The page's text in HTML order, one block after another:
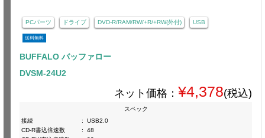
PCパーツ ドライブ DVD-R/RAM/RW/+R/+RW(外付) USB
送料無料
BUFFALO バッファロー
DVSM-24U2
ネット価格： ¥4,378(税込)
スペック
接続
:
USB2.0
CD-R書込倍速数
:
48